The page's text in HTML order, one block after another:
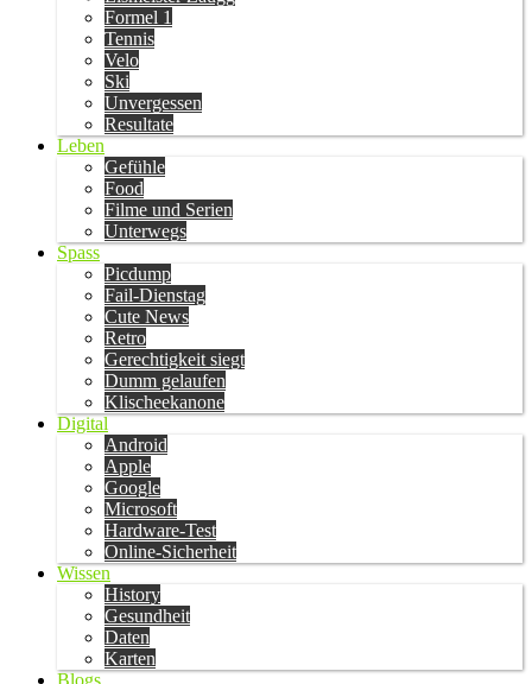
Formel 1
Tennis
Velo
Ski
Unvergessen
Resultate
Leben
Gefühle
Food
Filme und Serien
Unterwegs
Spass
Picdump
Fail-Dienstag
Cute News
Retro
Gerechtigkeit siegt
Dumm gelaufen
Klischeekanone
Digital
Android
Apple
Google
Microsoft
Hardware-Test
Online-Sicherheit
Wissen
History
Gesundheit
Daten
Karten
Blogs